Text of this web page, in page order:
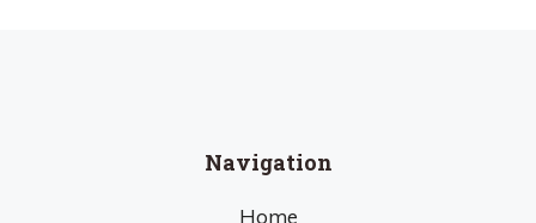
Navigation
Home